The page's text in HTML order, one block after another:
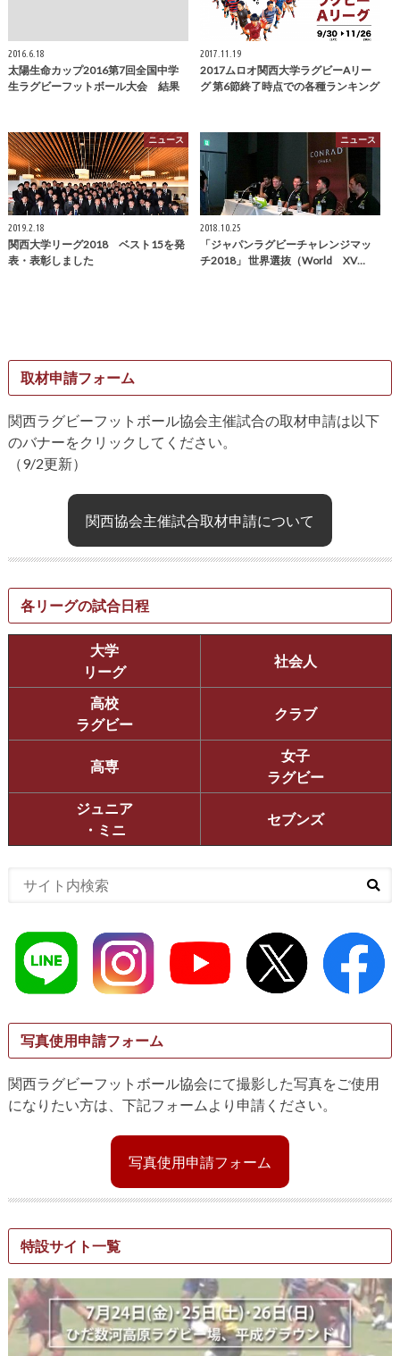
2016.6.18
太陽生命カップ2016第7回全国中学
生ラグビーフットボール大会 結果
2017.11.19
2017ムロオ関西大学ラグビーAリー
グ 第6節終了時点での各種ランキング
ニュース
2019.2.18
関西大学リーグ2018 ベスト15を発
表・表彰しました
ニュース
2018.10.25
「ジャパンラグビーチャレンジマッ
チ2018」 世界選抜（World XV…
取材申請フォーム
関西ラグビーフットボール協会主催試合の取材申請は以下
のバナーをクリックしてください。
（9/2更新）
関西協会主催試合取材申請について
各リーグの試合日程
大学
リーグ
社会人
高校
ラグビー
クラブ
高専
女子
ラグビー
ジュニア
・ミニ
セブンズ
写真使用申請フォーム
関西ラグビーフットボール協会にて撮影した写真をご使用
になりたい方は、下記フォームより申請ください。
写真使用申請フォーム
特設サイト一覧